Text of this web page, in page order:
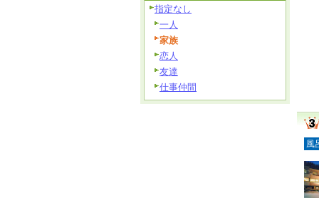
風
指定なし
一人
家族
恋人
友達
仕事仲間